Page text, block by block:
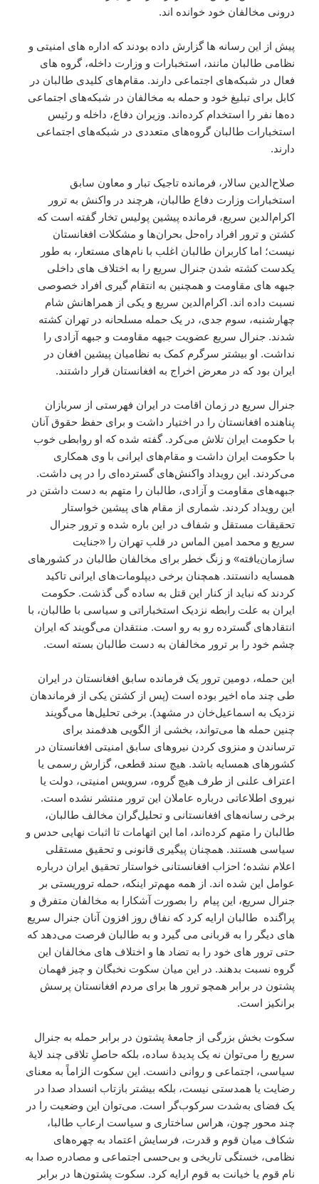
درونی مخالفان خود خوانده اند.
پیش از این رسانه ها گزارش داده بودند که اداره های امنیتی و
نظامی طالبان مانند، استخبارات و وزارت داخله، گروه های
فعال در شبکه‌های اجتماعی دارند. مقام‌های کلیدی طالبان در
کابل برای تبلیغ خود و حمله به مخالفان در شبکه‌های اجتماعی
ده‌ها نفر را استخدام کرده‌اند. وزیران دفاع، داخله و رئیس
استخبارات طالبان گروه‌های متعددی در شبکه‌های اجتماعی
دارند.
صلاح‌الدین سالار، فرمانده تاجیک‌ تبار و معاون سابق
استخبارات وزارت دفاع طالبان، هرچند در واکنش به ترور
اکرام‌الدین سریع، فرمانده پیشین پولیس تخار گفته است که
کشتن و ترور افراد راه‌حل بحران‌ها و مشکلات افغانستان
نیست؛ اما کاربران طالبان اغلب با نام‌های مستعار، به طور
یکدست کشته شدن جنرال سریع را به اختلاف های داخلی
جبهه های مقاومت و همچنین به انتقام گیری افراد خصوصی
نسبت داده‌ اند. اکرام‌الدین سریع و یکی از همراهانش شام
چهارشنبه، سوم جدی، در یک حمله مسلحانه در تهران کشته
شدند. جنرال سریع عضویت جبهه مقاومت و جبهه آزادی را
نداشت. او بیشتر سرگرم کمک به نظامیان پیشین افغان در
ایران بود که در معرض اخراج به افغانستان قرار داشتند.
جنرال سریع در زمان اقامت در ایران فهرستی از سربازان
پناهنده افغانستان را در اختیار داشت و برای حفظ حقوق آنان
با حکومت ایران تلاش می‌کرد. گفته شده که او روابطی خوب
با حکومت ایران داشت و مقام‌های ایرانی با وی همکاری
می‌کردند. این رویداد واکنش‌های گسترده‌ای را در پی داشت.
جبهه‌های مقاومت و آزادی، طالبان را متهم به دست‌ داشتن در
این رویداد کردند. شماری از مقام های پیشین خواستار
تحقیقات مستقل و شفاف در این باره شده و ترور جنرال
سریع و محمد امین الماس در قلب تهران را «جنایت
سازمان‌یافته» و زنگ خطر برای مخالفان طالبان در کشورهای
همسایه دانستند. همچنان برخی دیپلومات‌های ایرانی تاکید
کردند که نباید از کنار این قتل به‌ ساده گی گذشت. حکومت
ایران به علت رابطه نزدیک استخباراتی و سیاسی با طالبان، با
انتقادهای گسترده رو به رو است. منتقدان می‌گویند که ایران
چشم خود را بر ترور مخالفان به دست طالبان بسته است.
این حمله، دومین ترور یک فرمانده سابق افغانستان در ایران
طی چند ماه اخیر بوده است (پس از کشتن یکی از فرماندهان
نزدیک به اسماعیل‌خان در مشهد). برخی تحلیل‌ها می‌گویند
چنین حمله ها می‌تواند، بخشی از الگویی هدفمند برای
ترساندن و منزوی کردن نیروهای سابق امنیتی افغانستان در
کشورهای همسایه باشد. هیچ سند قطعی، گزارش رسمی یا
اعتراف علنی از طرف هیچ گروه، سرویس امنیتی، دولت یا
نیروی اطلاعاتی درباره عاملان این ترور منتشر نشده است.
برخی رسانه‌های افغانستانی و تحلیل‌گران مخالف طالبان،
طالبان را متهم کرده‌اند، اما این اتهامات تا اثبات نهایی حدس و
سیاسی هستند. همچنان پیگیری قانونی و تحقیق مستقلی
اعلام نشده؛ احزاب افغانستانی خواستار تحقیق ایران درباره
عوامل این شده اند. از همه مهم‌تر اینکه، حمله تروریستی بر
جنرال سریع، این پیام را بصورت آشکارا به مخالفان متفرق و
پراگنده طالبان ارایه کرد که نفاق روز افزون آنان جنرال سریع
های دیگر را به قربانی می گیرد و به طالبان فرصت می‌دهد که
حتی ترور های خود را به تضاد ها و اختلاف های مخالفان این
گروه نسبت بدهند. در این میان سکوت نخبگان و چیز فهمان
پشتون در برابر همچو ترور ها برای مردم افغانستان پرسش
برانکیز است.
سکوت بخش بزرگی از جامعهٔ پشتون در برابر حمله به جنرال
سریع را می‌توان نه یک پدیدهٔ ساده، بلکه حاصلِ تلاقی چند لایهٔ
سیاسی، اجتماعی و روانی دانست. این سکوت الزاماً به معنای
رضایت یا همدستی نیست، بلکه بیشتر بازتاب انسداد صدا در
یک فضای به‌شدت سرکوب‌گر است. می‌توان این وضعیت را در
چند محور چون، هراس ساختاری و سیاست ارعاب طالبا،
شکاف میان قوم و قدرت، فرسایش اعتماد به چهره‌های
نظامی، خستگی تاریخی و بی‌حسی اجتماعی و مصادره صدا به
نام قوم یا خیانت به قوم ارایه کرد. سکوت پشتون‌ها در برابر